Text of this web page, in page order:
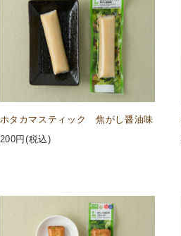
ホタカマスティック 焦がし醤油味
200円(税込)